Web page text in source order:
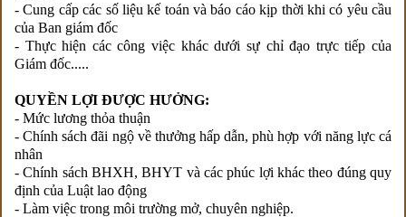
- Cung cấp các số liệu kế toán và báo cáo kịp thời khi có yêu cầu
của Ban giám đốc
- Thực hiện các công việc khác dưới sự chỉ đạo trực tiếp của
Giám đốc.....
QUYỀN LỢI ĐƯỢC HƯỞNG:
- Mức lương thỏa thuận
- Chính sách đãi ngộ về thưởng hấp dẫn, phù hợp với năng lực cá
nhân
- Chính sách BHXH, BHYT và các phúc lợi khác theo đúng quy
định của Luật lao động
- Làm việc trong môi trường mở, chuyên nghiệp.